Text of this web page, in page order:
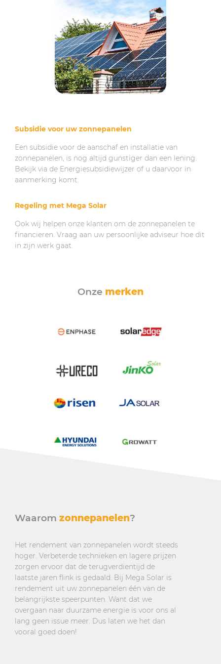
Subsidie voor uw zonnepanelen
Een subsidie voor de aanschaf en installatie van
zonnepanelen, is nog altijd gunstiger dan een lening.
Bekijk via de Energiesubsidiewijzer of u daarvoor in
aanmerking komt.
Regeling met Mega Solar
Ook wij helpen onze klanten om de zonnepanelen te
financieren. Vraag aan uw persoonlijke adviseur hoe dit
in zijn werk gaat.
Onze merken
Waarom zonnepanelen?
Het rendement van zonnepanelen wordt steeds
hoger. Verbeterde technieken en lagere prijzen
zorgen ervoor dat de terugverdientijd de
laatste jaren flink is gedaald. Bij Mega Solar is
rendement uit uw zonnepanelen één van de
belangrijkste speerpunten. Want dat we
overgaan naar duurzame energie is voor ons al
lang geen issue meer. Dus laten we het dan
vooral goed doen!